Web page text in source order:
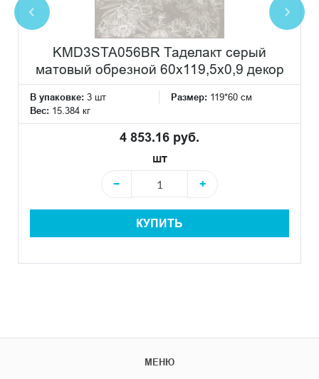
KMD3STA056BR Таделакт серый
матовый обрезной 60x119,5x0,9 декор
В упаковке: 3 шт Размер: 119*60 см
Вес: 15.384 кг
4 853.16 руб.
шт
−
+
КУПИТЬ
МЕНЮ